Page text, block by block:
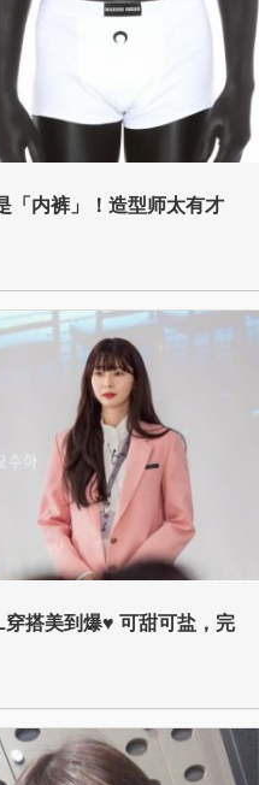
「内裤」！造型师太有才
穿搭美到爆♥ 可甜可盐，完